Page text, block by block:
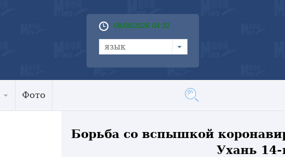
08/08/2026 04:32
язык
Фото
Борьба со вспышкой
Ухань